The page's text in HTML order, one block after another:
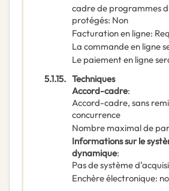
cadre de programmes
protégés: Non
Facturation en ligne:
La commande en ligne
Le paiement en ligne
5.1.15. Techniques
Accord-cadre:
Accord-cadre, sans
concurrence
Nombre maximal de
Informations sur le
dynamique:
Pas de système
Enchère électronique: